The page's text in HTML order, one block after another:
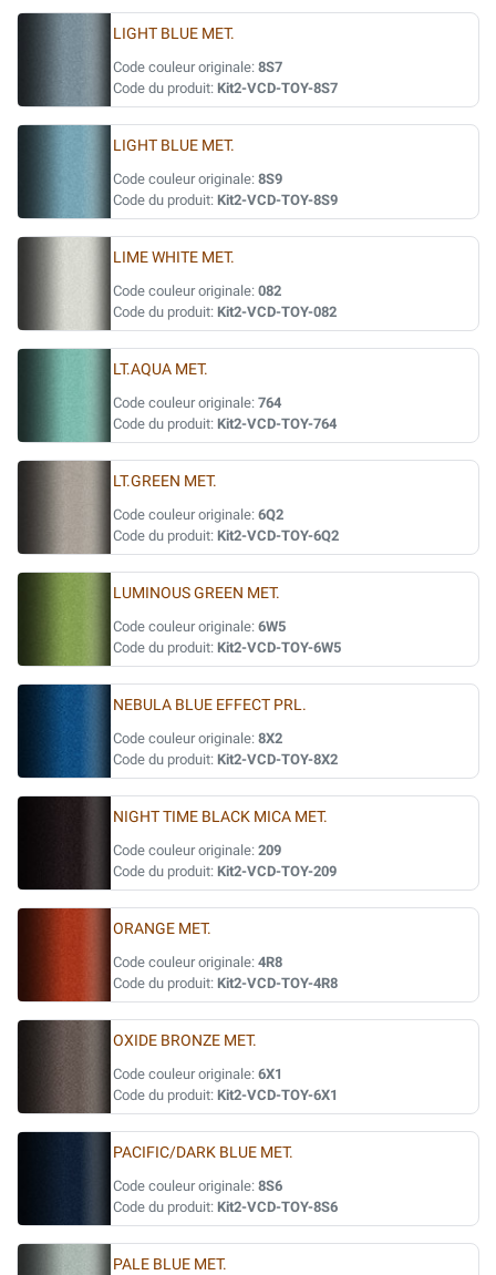
LIGHT BLUE MET.
Code couleur originale: 8S7
Code du produit: Kit2-VCD-TOY-8S7
LIGHT BLUE MET.
Code couleur originale: 8S9
Code du produit: Kit2-VCD-TOY-8S9
LIME WHITE MET.
Code couleur originale: 082
Code du produit: Kit2-VCD-TOY-082
LT.AQUA MET.
Code couleur originale: 764
Code du produit: Kit2-VCD-TOY-764
LT.GREEN MET.
Code couleur originale: 6Q2
Code du produit: Kit2-VCD-TOY-6Q2
LUMINOUS GREEN MET.
Code couleur originale: 6W5
Code du produit: Kit2-VCD-TOY-6W5
NEBULA BLUE EFFECT PRL.
Code couleur originale: 8X2
Code du produit: Kit2-VCD-TOY-8X2
NIGHT TIME BLACK MICA MET.
Code couleur originale: 209
Code du produit: Kit2-VCD-TOY-209
ORANGE MET.
Code couleur originale: 4R8
Code du produit: Kit2-VCD-TOY-4R8
OXIDE BRONZE MET.
Code couleur originale: 6X1
Code du produit: Kit2-VCD-TOY-6X1
PACIFIC/DARK BLUE MET.
Code couleur originale: 8S6
Code du produit: Kit2-VCD-TOY-8S6
PALE BLUE MET.